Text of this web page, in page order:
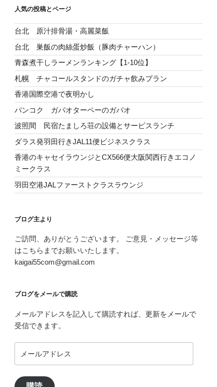
人気の投稿とページ
台北 原汁排骨湯・高麗菜飯
台北 巣飯の肉絲蛋炒飯（豚肉チャーハン）
青森煮干しラーメンランキング【1-10位】
札幌 チャコールスタンドのガチャ飲みプラン
香港国際空港で夜明かし
バンコク ガパオターペーのガパオ
波照間 民宿たましろ荘の設備とサービスランチ
ダラス発羽田行きJAL11便ビジネスクラス
香港のキャセイラウンジとCX566便大阪関西行きエコノ
ミークラス
羽田空港JALファーストクラスラウンジ
ブログ主より
ご訪問、ありがとうございます。 ご意見・メッセージ等
はこちらまでお願いいたします。
kaigai55com@gmail.com
ブログをメールで購読
メールアドレスを記入して購読すれば、更新をメールで
受信できます。
ー
ア